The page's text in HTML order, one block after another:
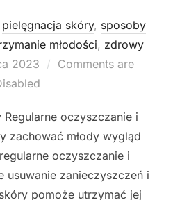
pielęgnacja skóry, sposoby
młodości, zdrowy
2023
Comments are
Regularne oczyszczanie i
zachować młody wygląd
oczyszczanie i
usuwanie zanieczyszczeń i
pomoże utrzymać jej